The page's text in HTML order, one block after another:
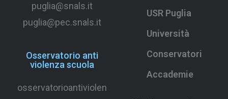
puglia@snals.it
puglia@pec.snals.it
Osservatorio anti
violenza scuola
osservatorioantiviolen
USR Puglia
Università
Conservatori
Accademie